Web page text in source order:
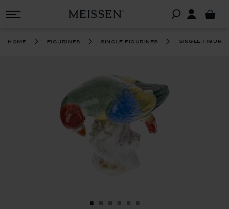
home figurines single figurines single